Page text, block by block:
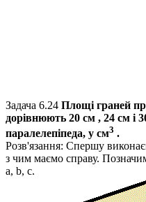
Задача 6.24 Площі граней
дорівнюють 20 см , 24 см і
паралелепіпеда, у см3 .
Розв'язання: Спершу
з чим маємо справу.
a, b, c.